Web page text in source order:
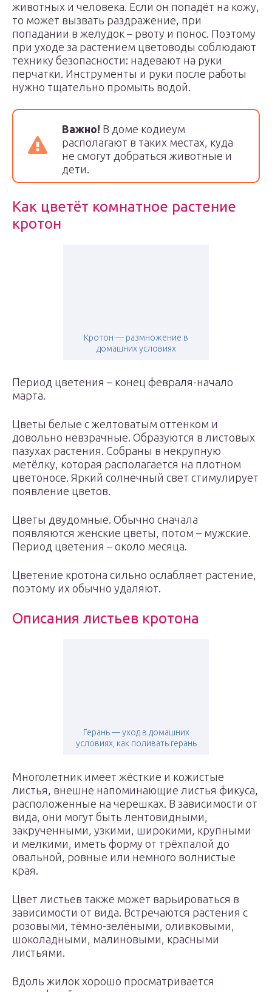
животных и человека. Если он попадёт на кожу,
то может вызвать раздражение, при
попадании в желудок – рвоту и понос. Поэтому
при уходе за растением цветоводы соблюдают
технику безопасности: надевают на руки
перчатки. Инструменты и руки после работы
нужно тщательно промыть водой.
Важно! В доме кодиеум
располагают в таких местах, куда
не смогут добраться животные и
дети.
Как цветёт комнатное растение
кротон
Кротон — размножение в
домашних условиях
Период цветения – конец февраля-начало
марта.
Цветы белые с желтоватым оттенком и
довольно невзрачные. Образуются в листовых
пазухах растения. Собраны в некрупную
метёлку, которая располагается на плотном
цветоносе. Яркий солнечный свет стимулирует
появление цветов.
Цветы двудомные. Обычно сначала
появляются женские цветы, потом – мужские.
Период цветения – около месяца.
Цветение кротона сильно ослабляет растение,
поэтому их обычно удаляют.
Описания листьев кротона
Герань — уход в домашних
условиях, как поливать герань
Многолетник имеет жёсткие и кожистые
листья, внешне напоминающие листья фикуса,
расположенные на черешках. В зависимости от
вида, они могут быть лентовидными,
закрученными, узкими, широкими, крупными
и мелкими, иметь форму от трёхпалой до
овальной, ровные или немного волнистые
края.
Цвет листьев также может варьироваться в
зависимости от вида. Встречаются растения с
розовыми, тёмно-зелёными, оливковыми,
шоколадными, малиновыми, красными
листьями.
Вдоль жилок хорошо просматривается